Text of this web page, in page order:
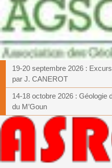
19-20 septembre 2026 :
par J. CANEROT
14-18 octobre 2026 : Géologie
du M’Goun